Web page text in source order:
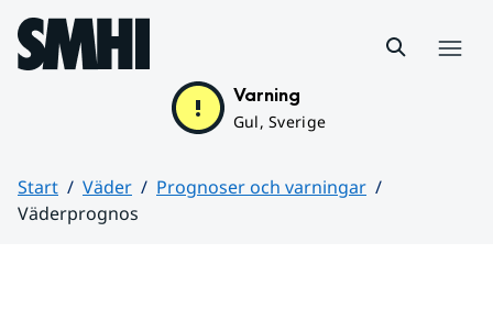
Hoppa till sidans innehåll
Varning
Gul, Sverige
Start Väder
Prognoser och varningar
Väderprognos